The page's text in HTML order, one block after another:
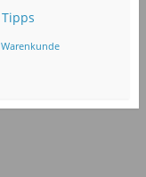
Tipps
Warenkunde